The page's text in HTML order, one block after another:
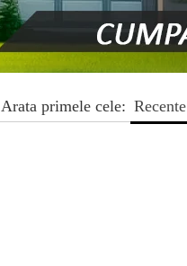
Arata primele cele: Recente